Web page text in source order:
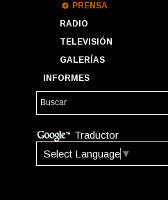
PRENSA
RADIO
TELEVISIÓN
GALERÍAS
INFORMES
Traductor
Select Language ▼